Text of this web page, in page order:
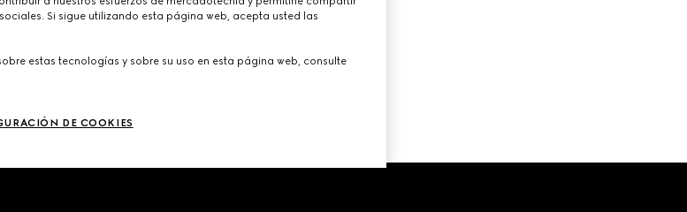
Si sigue utilizando esta página web, acepta usted las
estas tecnologías y sobre su uso en esta página web, consulte
DE COOKIES